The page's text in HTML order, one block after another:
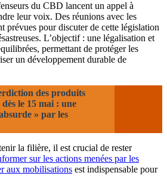
du CBD lancent un appel à
leur voix. Des réunions avec les
prévues pour discuter de cette législation
L’objectif : une légalisation et
permettant de protéger les
un développement durable de
des produits
le 15 mai : une
» par les
la filière, il est crucial de rester
sur les actions menées par les
aux mobilisations est indispensable pour